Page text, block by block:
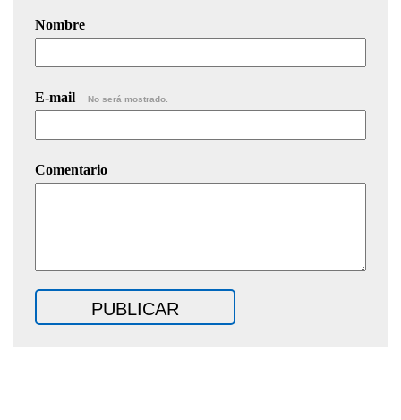
Nombre
E-mail No será mostrado.
Comentario